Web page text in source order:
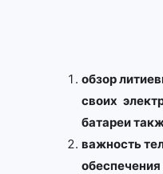
обзор
своих
батареи
важность